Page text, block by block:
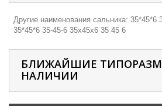
Другие наименования сальника: 35*45*6
35*45*6 35-45-6 35х45х6 35 45 6
БЛИЖАЙШИЕ
НАЛИЧИИ